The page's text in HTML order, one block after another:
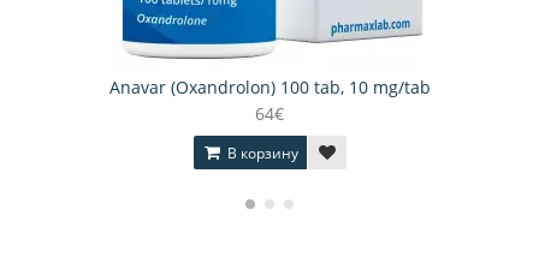
Anavar (Oxandrolon) 100 tab, 10 mg/tab
64€
В корзину